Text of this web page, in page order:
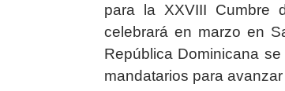
para la XXVIII Cumbre
celebrará en marzo en
República Dominicana
mandatarios para